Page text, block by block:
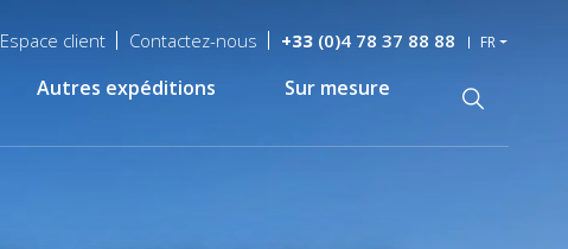
Espace client Contactez-nous +33(0)4 78 37 88 88 FR
Autres expéditions Sur mesure